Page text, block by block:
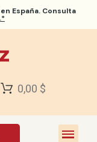
España. Consulta
0,00 $